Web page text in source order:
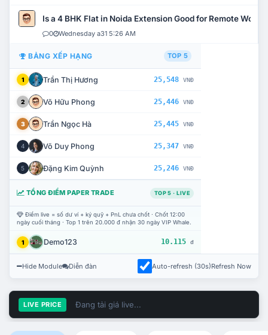
Is a 4 BHK Flat in Noida Extension Good for Remote Work?
0 Wednesday a31 5:26 AM
BẢNG XẾP HẠNG TOP 5
1 Trần Thị Hương 25,548 VNĐ
2 Võ Hữu Phong 25,446 VNĐ
3 Trần Ngọc Hà 25,445 VNĐ
4 Võ Duy Phong 25,347 VNĐ
5 Đặng Kim Quỳnh 25,246 VNĐ
TỔNG ĐIỂM PAPER TRADE TOP 5 · LIVE
Điểm live = số dư ví + ký quỹ + PnL chưa chốt · Chốt 12:00
ngày cuối tháng · Top 1 trên 20.000 đ nhận 30 ngày VIP Whale.
1 Demo123 10.115 đ
Hide Module Diễn đàn Auto-refresh (30s)Refresh Now
LIVE PRICE Đang tải giá live...